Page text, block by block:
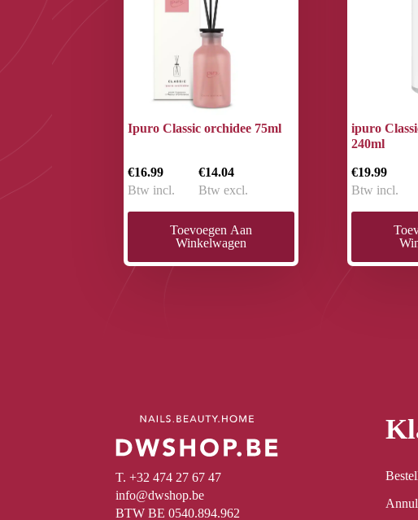
Ipuro Classic orchidee 75ml
€16.99
Btw incl.
€14.04
Btw excl.
Toevoegen Aan
Winkelwagen
ipuro
240ml
€19.99
Btw incl.
T. +32 474 27 67 47
info@dwshop.be
BTW BE 0540.894.962